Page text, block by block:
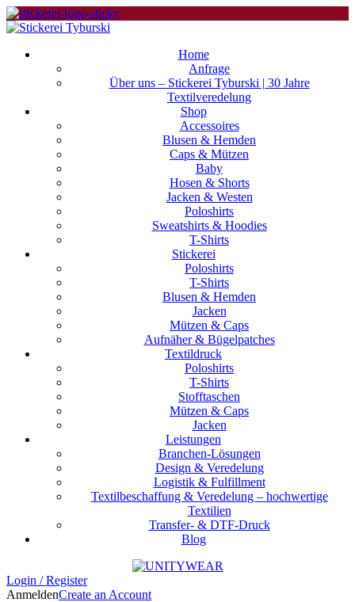
Home
Anfrage
Über uns – Stickerei Tyburski | 30 Jahre
Textilveredelung
Shop
Accessoires
Blusen & Hemden
Caps & Mützen
Baby
Hosen & Shorts
Jacken & Westen
Poloshirts
Sweatshirts & Hoodies
T-Shirts
Stickerei
Poloshirts
T-Shirts
Blusen & Hemden
Jacken
Mützen & Caps
Aufnäher & Bügelpatches
Textildruck
Poloshirts
T-Shirts
Stofftaschen
Mützen & Caps
Jacken
Leistungen
Branchen-Lösungen
Design & Veredelung
Logistik & Fulfillment
Textilbeschaffung & Veredelung – hochwertige
Textilien
Transfer- & DTF-Druck
Blog
Login / Register
AnmeldenCreate an Account